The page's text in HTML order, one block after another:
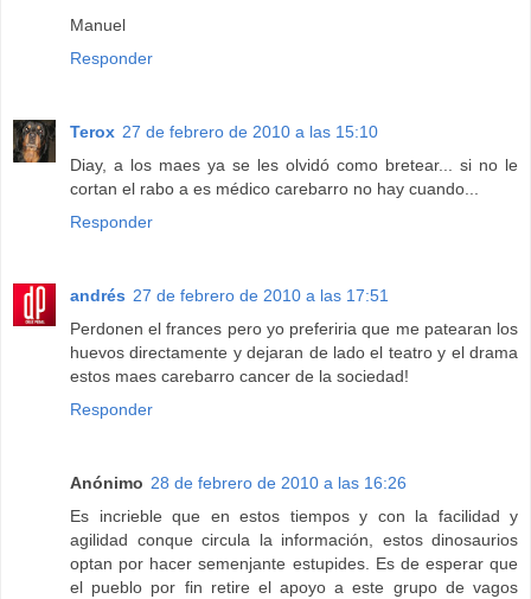
Manuel
Responder
Terox 27 de febrero de 2010 a las 15:10
Diay, a los maes ya se les olvidó como bretear... si no le
cortan el rabo a es médico carebarro no hay cuando...
Responder
andrés 27 de febrero de 2010 a las 17:51
Perdonen el frances pero yo preferiria que me patearan los
huevos directamente y dejaran de lado el teatro y el drama
estos maes carebarro cancer de la sociedad!
Responder
Anónimo 28 de febrero de 2010 a las 16:26
Es incrieble que en estos tiempos y con la facilidad y
agilidad conque circula la información, estos dinosaurios
optan por hacer semenjante estupides. Es de esperar que
el pueblo por fin retire el apoyo a este grupo de vagos